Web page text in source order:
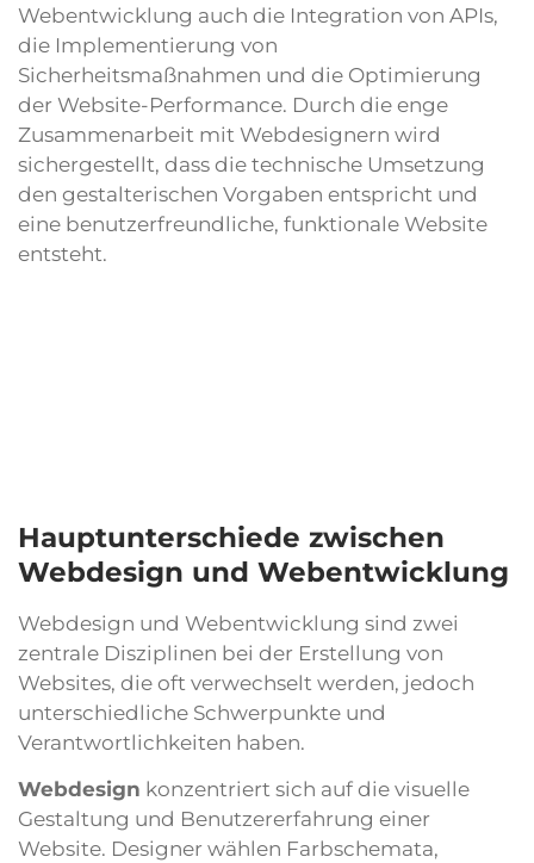
Webentwicklung auch die Integration von APIs,
die Implementierung von
Sicherheitsmaßnahmen und die Optimierung
der Website-Performance. Durch die enge
Zusammenarbeit mit Webdesignern wird
sichergestellt, dass die technische Umsetzung
den gestalterischen Vorgaben entspricht und
eine benutzerfreundliche, funktionale Website
entsteht.
Hauptunterschiede zwischen
Webdesign und Webentwicklung
Webdesign und Webentwicklung sind zwei
zentrale Disziplinen bei der Erstellung von
Websites, die oft verwechselt werden, jedoch
unterschiedliche Schwerpunkte und
Verantwortlichkeiten haben.
Webdesign konzentriert sich auf die visuelle
Gestaltung und Benutzererfahrung einer
Website. Designer wählen Farbschemata,